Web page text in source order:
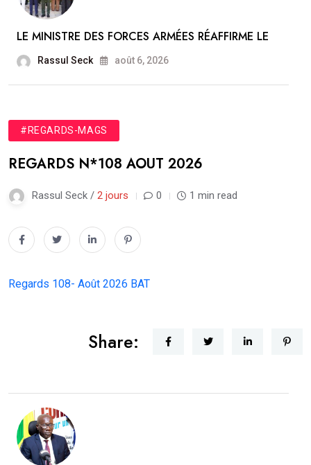
LE MINISTRE DES FORCES ARMÉES RÉAFFIRME LE
Rassul Seck août 6, 2026
#REGARDS-MAGS
REGARDS N*108 AOUT 2026
Rassul Seck / 2 jours 0 1 min read
Regards 108- Août 2026 BAT
Share: